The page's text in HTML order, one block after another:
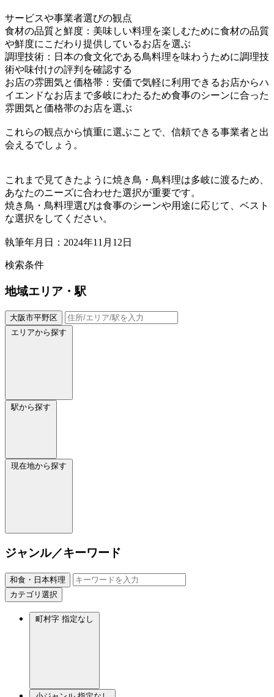
サービスや事業者選びの観点
食材の品質と鮮度：美味しい料理を楽しむために食材の品質
や鮮度にこだわり提供しているお店を選ぶ
調理技術：日本の食文化である鳥料理を味わうために調理技
術や味付けの評判を確認する
お店の雰囲気と価格帯：安価で気軽に利用できるお店からハ
イエンドなお店まで多岐にわたるため食事のシーンに合った
雰囲気と価格帯のお店を選ぶ
これらの観点から慎重に選ぶことで、信頼できる事業者と出
会えるでしょう。
これまで見てきたように焼き鳥・鳥料理は多岐に渡るため、
あなたのニーズに合わせた選択が重要です。
焼き鳥・鳥料理選びは食事のシーンや用途に応じて、ベスト
な選択をしてください。
執筆年月日：2024年11月12日
検索条件
地域エリア・駅
大阪市平野区
エリアから探す
駅から探す
現在地から探す
ジャンル／キーワード
和食・日本料理
カテゴリ選択
町村字 指定なし